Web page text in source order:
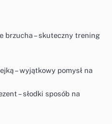
brzucha – skuteczny trening
– wyjątkowy pomysł na
– słodki sposób na